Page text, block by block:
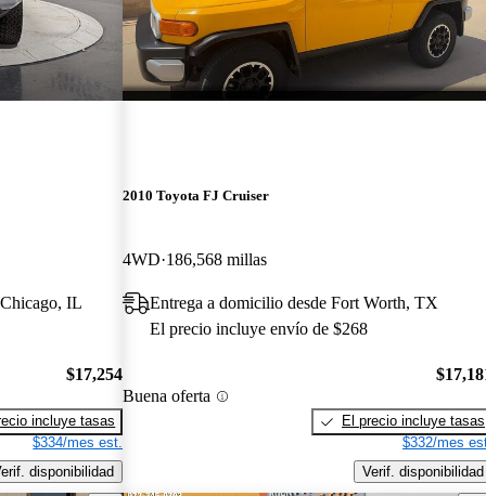
IL
$17,254
incluye tasas
$334/mes est.
disponibilidad
2010 Toyota FJ Cruiser
4WD 186,568 millas
Entrega a domicilio desde Fort Worth, TX
El precio incluye envío de $268
Buena oferta
El precio incluye tasas
$332/mes
Verif. disponibilidad